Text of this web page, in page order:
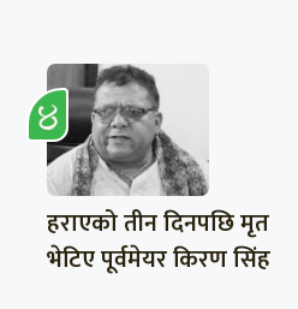
हराएको तीन दिनपछि मृत
भेटिए पूर्वमेयर किरण सिंह